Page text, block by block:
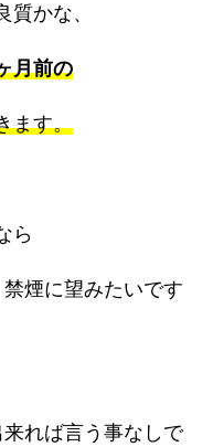
かな、
月前の
ます。
ら
煙に望みたいです
れば言う事なしで